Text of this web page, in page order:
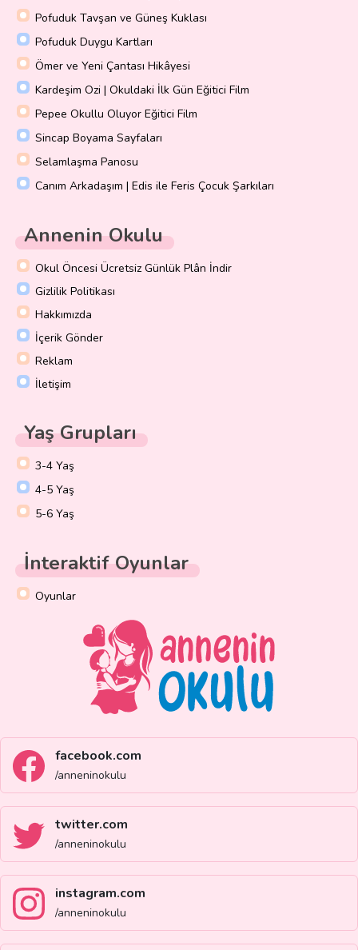
Pofuduk Tavşan ve Güneş Kuklası
Pofuduk Duygu Kartları
Ömer ve Yeni Çantası Hikâyesi
Kardeşim Ozi | Okuldaki İlk Gün Eğitici Film
Pepee Okullu Oluyor Eğitici Film
Sincap Boyama Sayfaları
Selamlaşma Panosu
Canım Arkadaşım | Edis ile Feris Çocuk Şarkıları
Annenin Okulu
Okul Öncesi Ücretsiz Günlük Plân İndir
Gizlilik Politikası
Hakkımızda
İçerik Gönder
Reklam
İletişim
Yaş Grupları
3-4 Yaş
4-5 Yaş
5-6 Yaş
İnteraktif Oyunlar
Oyunlar
facebook.com
/anneninokulu
twitter.com
/anneninokulu
instagram.com
/anneninokulu